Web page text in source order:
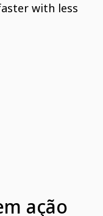
with less
ação